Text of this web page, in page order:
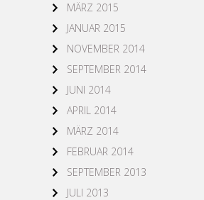
MÄRZ 2015
JANUAR 2015
NOVEMBER 2014
SEPTEMBER 2014
JUNI 2014
APRIL 2014
MÄRZ 2014
FEBRUAR 2014
SEPTEMBER 2013
JULI 2013